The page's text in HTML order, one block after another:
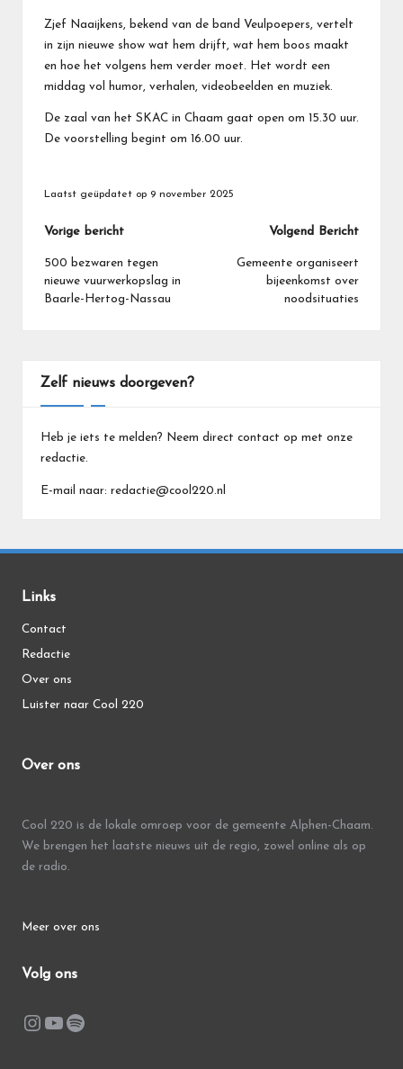
Zjef Naaijkens, bekend van de band Veulpoepers, vertelt
in zijn nieuwe show wat hem drijft, wat hem boos maakt
en hoe het volgens hem verder moet. Het wordt een
middag vol humor, verhalen, videobeelden en muziek.
De zaal van het SKAC in Chaam gaat open om 15.30 uur.
De voorstelling begint om 16.00 uur.
Laatst geüpdatet op 9 november 2025
Bericht
navigatie
Vorige bericht
500 bezwaren tegen
nieuwe vuurwerkopslag in
Baarle-Hertog-Nassau
Volgend Bericht
Gemeente organiseert
bijeenkomst over
noodsituaties
Zelf nieuws doorgeven?
Heb je iets te melden? Neem direct contact op met onze
redactie.
E-mail naar: redactie@cool220.nl
Links
Contact
Redactie
Over ons
Luister naar Cool 220
Over ons
Cool 220 is de lokale omroep voor de gemeente Alphen-Chaam.
We brengen het laatste nieuws uit de regio, zowel online als op
de radio.
Meer over ons
Volg ons
Instagram
YouTube
Spotify